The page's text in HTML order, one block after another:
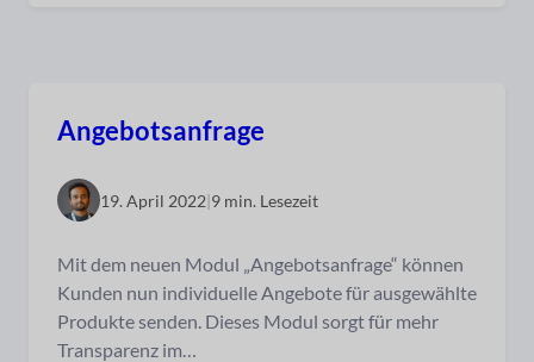
Angebotsanfrage
19. April 2022|9 min. Lesezeit
Mit dem neuen Modul „Angebotsanfrage“ können
Kunden nun individuelle Angebote für ausgewählte
Produkte senden. Dieses Modul sorgt für mehr
Transparenz im…